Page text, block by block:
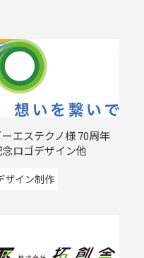
ーエステクノ様 70周年
念ロゴデザイン他
ザイン制作